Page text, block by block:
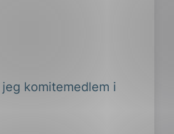
komitemedlem i